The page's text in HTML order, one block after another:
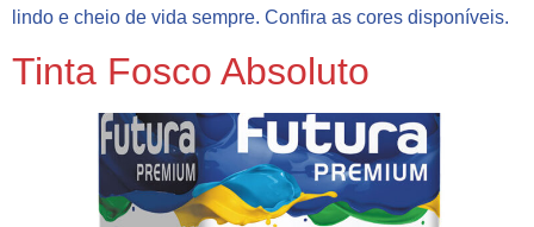
lindo e cheio de vida sempre. Confira as cores disponíveis.
Tinta Fosco Absoluto